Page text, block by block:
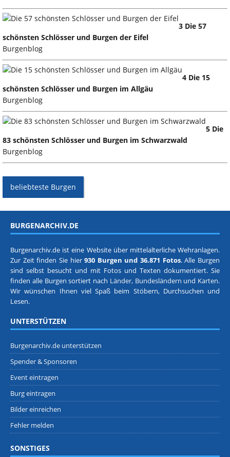
3 Die 57
schönsten Schlösser und Burgen der Eifel
Burgenblog
4 Die 15
schönsten Schlösser und Burgen im Allgäu
Burgenblog
5 Die
83 schönsten Schlösser und Burgen im Schwarzwald
Burgenblog
beliebteste Burgen
BURGENARCHIV.DE
Burgenarchiv.de ist eine Website über mittelalterliche Wehranlagen.
Zur Zeit finden Sie hier930 Burgen und 36.871 Fotos. Alle Burgen
sind selbst besucht und mit Fotos und Texten dokumentiert. Sie
finden alle Burgen sortiert nach Länder, Bundesländern und Karten.
Wir wünschen Ihnen viel Spaß beim Stöbern, Durchsuchen und
Lesen.
UNTERSTÜTZEN
Burgenarchiv.de unterstützen
Spender & Sponsoren
Event eintragen
Burg eintragen
Bilder einreichen
Fehler melden
SONSTIGES